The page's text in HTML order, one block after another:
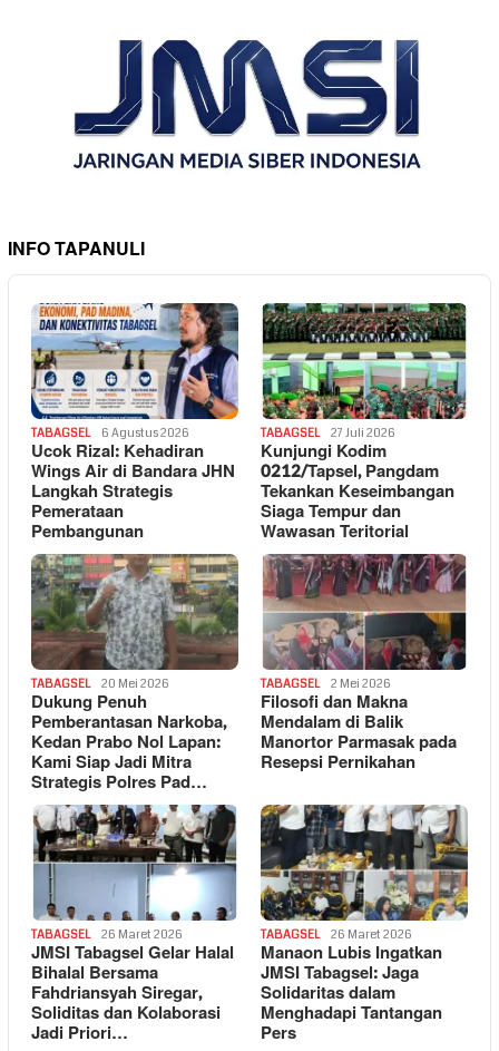
INFO TAPANULI
TABAGSEL 6 Agustus 2026
Ucok Rizal: Kehadiran
Wings Air di Bandara JHN
Langkah Strategis
Pemerataan
Pembangunan
TABAGSEL 27 Juli 2026
Kunjungi Kodim
0212/Tapsel, Pangdam
Tekankan Keseimbangan
Siaga Tempur dan
Wawasan Teritorial
TABAGSEL 20 Mei 2026
Dukung Penuh
Pemberantasan Narkoba,
Kedan Prabo Nol Lapan:
Kami Siap Jadi Mitra
Strategis Polres Pad…
TABAGSEL 2 Mei 2026
Filosofi dan Makna
Mendalam di Balik
Manortor Parmasak pada
Resepsi Pernikahan
TABAGSEL 26 Maret 2026
JMSI Tabagsel Gelar Halal
Bihalal Bersama
Fahdriansyah Siregar,
Soliditas dan Kolaborasi
Jadi Priori…
TABAGSEL 26 Maret 2026
Manaon Lubis Ingatkan
JMSI Tabagsel: Jaga
Solidaritas dalam
Menghadapi Tantangan
Pers